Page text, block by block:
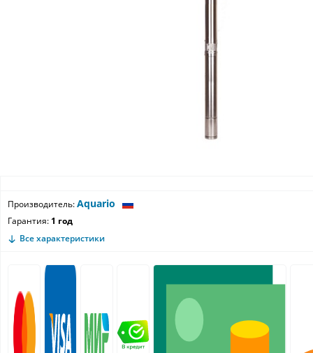
Производитель:Aquario
Гарантия: 1 год
Все характеристики